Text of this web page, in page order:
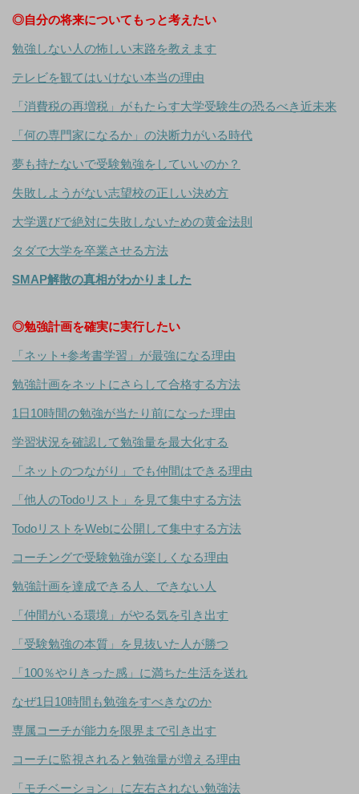
◎自分の将来についてもっと考えたい
勉強しない人の怖しい末路を教えます
テレビを観てはいけない本当の理由
「消費税の再増税」がもたらす大学受験生の恐るべき近未来
「何の専門家になるか」の決断力がいる時代
夢も持たないで受験勉強をしていいのか？
失敗しようがない志望校の正しい決め方
大学選びで絶対に失敗しないための黄金法則
タダで大学を卒業させる方法
SMAP解散の真相がわかりました
◎勉強計画を確実に実行したい
「ネット+参考書学習」が最強になる理由
勉強計画をネットにさらして合格する方法
1日10時間の勉強が当たり前になった理由
学習状況を確認して勉強量を最大化する
「ネットのつながり」でも仲間はできる理由
「他人のTodoリスト」を見て集中する方法
TodoリストをWebに公開して集中する方法
コーチングで受験勉強が楽しくなる理由
勉強計画を達成できる人、できない人
「仲間がいる環境」がやる気を引き出す
「受験勉強の本質」を見抜いた人が勝つ
「100％やりきった感」に満ちた生活を送れ
なぜ1日10時間も勉強をすべきなのか
専属コーチが能力を限界まで引き出す
コーチに監視されると勉強量が増える理由
「モチベーション」に左右されない勉強法